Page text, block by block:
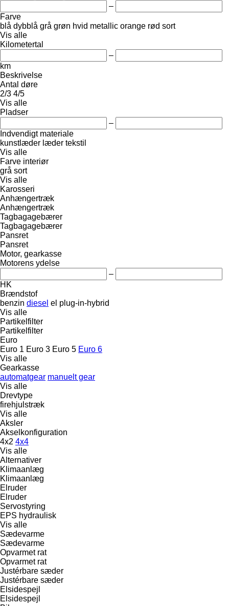
–
Farve
blå dybblå grå grøn hvid metallic orange rød sort
Vis alle
Kilometertal
–
km
Beskrivelse
Antal døre
2/3 4/5
Vis alle
Pladser
–
Indvendigt materiale
kunstlæder læder tekstil
Vis alle
Farve interiør
grå sort
Vis alle
Karosseri
Anhængertræk
Anhængertræk
Tagbagagebærer
Tagbagagebærer
Pansret
Pansret
Motor, gearkasse
Motorens ydelse
–
HK
Brændstof
benzin diesel el plug-in-hybrid
Vis alle
Partikelfilter
Partikelfilter
Euro
Euro 1 Euro 3 Euro 5 Euro 6
Vis alle
Gearkasse
automatgear manuelt gear
Vis alle
Drevtype
firehjulstræk
Vis alle
Aksler
Akselkonfiguration
4x2 4x4
Vis alle
Alternativer
Klimaanlæg
Klimaanlæg
Elruder
Elruder
Servostyring
EPS hydraulisk
Vis alle
Sædevarme
Sædevarme
Opvarmet rat
Opvarmet rat
Justérbare sæder
Justérbare sæder
Elsidespejl
Elsidespejl